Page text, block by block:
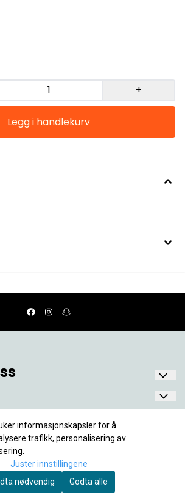
+
informasjonskapsler for å
trafikk, personalisering av
Juster innstillingene
nødvendig
Godta alle